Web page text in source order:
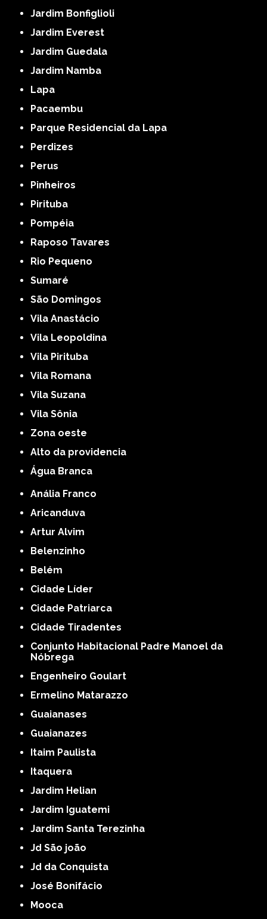
Jardim Bonfiglioli
Jardim Everest
Jardim Guedala
Jardim Namba
Lapa
Pacaembu
Parque Residencial da Lapa
Perdizes
Perus
Pinheiros
Pirituba
Pompéia
Raposo Tavares
Rio Pequeno
Sumaré
São Domingos
Vila Anastácio
Vila Leopoldina
Vila Pirituba
Vila Romana
Vila Suzana
Vila Sônia
Zona oeste
alto da providencia
Água Branca
Anália Franco
Aricanduva
Artur Alvim
Belenzinho
Belém
Cidade Líder
Cidade Patriarca
Cidade Tiradentes
Conjunto Habitacional Padre Manoel da
Nóbrega
Engenheiro Goulart
Ermelino Matarazzo
Guaianases
Guaianazes
Itaim Paulista
Itaquera
Jardim Helian
Jardim Iguatemi
Jardim Santa Terezinha
Jd São joão
Jd da Conquista
José Bonifácio
Mooca